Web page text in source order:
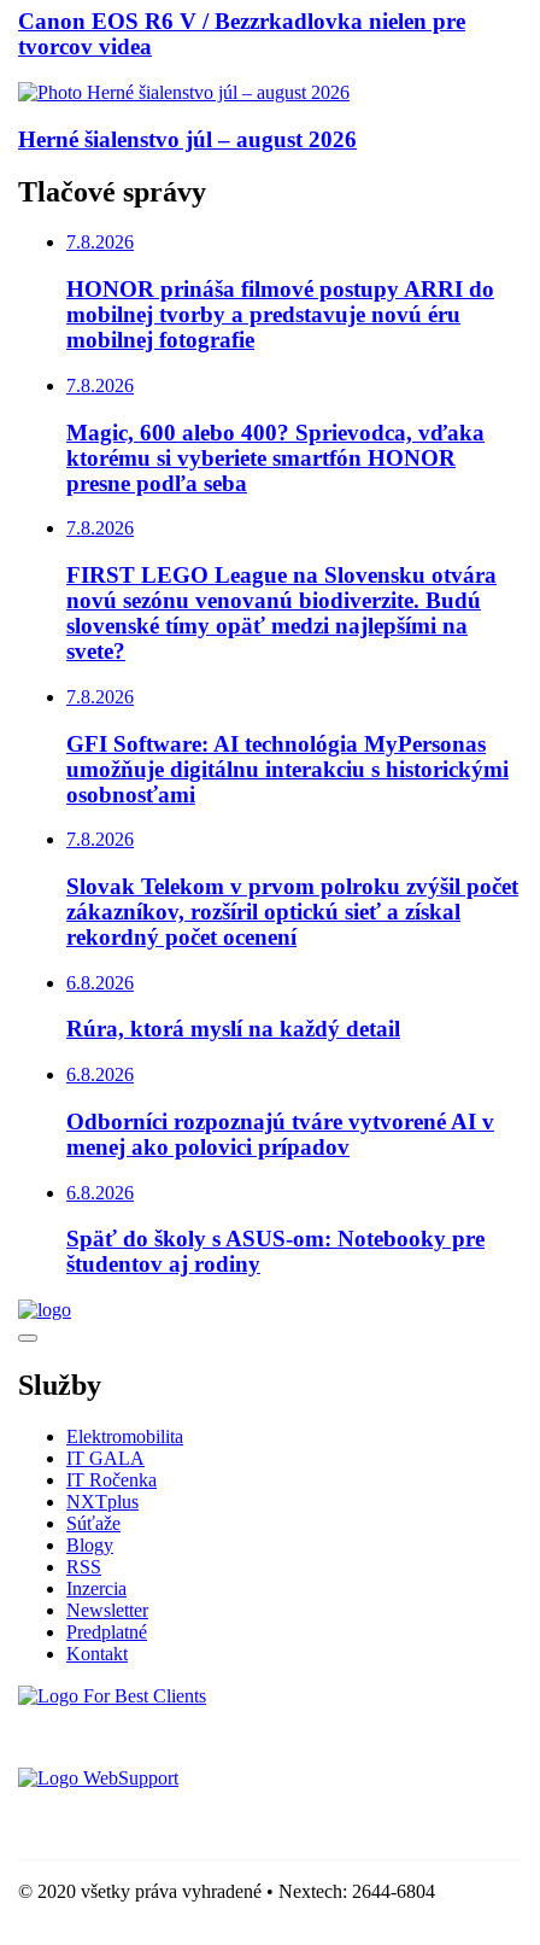
Canon EOS R6 V / Bezzrkadlovka nielen pre
tvorcov videa
Herné šialenstvo júl – august 2026
Tlačové správy
7.8.2026
HONOR prináša filmové postupy ARRI do
mobilnej tvorby a predstavuje novú éru
mobilnej fotografie
7.8.2026
Magic, 600 alebo 400? Sprievodca, vďaka
ktorému si vyberiete smartfón HONOR
presne podľa seba
7.8.2026
FIRST LEGO League na Slovensku otvára
novú sezónu venovanú biodiverzite. Budú
slovenské tímy opäť medzi najlepšími na
svete?
7.8.2026
GFI Software: AI technológia MyPersonas
umožňuje digitálnu interakciu s historickými
osobnosťami
7.8.2026
Slovak Telekom v prvom polroku zvýšil počet
zákazníkov, rozšíril optickú sieť a získal
rekordný počet ocenení
6.8.2026
Rúra, ktorá myslí na každý detail
6.8.2026
Odborníci rozpoznajú tváre vytvorené AI v
menej ako polovici prípadov
6.8.2026
Späť do školy s ASUS-om: Notebooky pre
študentov aj rodiny
Služby
Elektromobilita
IT GALA
IT Ročenka
NXTplus
Súťaže
Blogy
RSS
Inzercia
Newsletter
Predplatné
Kontakt
© 2020 všetky práva vyhradené • Nextech: 2644-6804